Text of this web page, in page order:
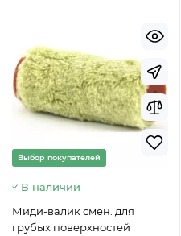
Выбор покупателей
В наличии
Миди-валик смен. для
грубых поверхностей